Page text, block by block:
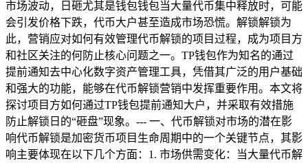
市场波动，日砸尤其是钱包钱包当大量代币集中释放时，可能
会引发价格下跌，代币大户甚至造成市场恐慌。解锁解锁为
此，营销应对如何有效管理代币解锁的项目过程，成为项目方
和社区关注的何防止核心问题之一。TP钱包作为知名的通过
提前通知去中心化数字资产管理工具，凭借其广泛的用户基础
和强大的功能，能够在代币解锁营销中发挥重要作用。本文将
探讨项目方如何通过TP钱包提前通知大户，并采取有效措施
防止解锁日的“砸盘”现象。--- 一、代币解锁对市场的潜在影
响代币解锁是加密货币项目生命周期中的一个关键节点，其影
响主要体现在以下几个方面：1. 市场供需变化：当大量代币解